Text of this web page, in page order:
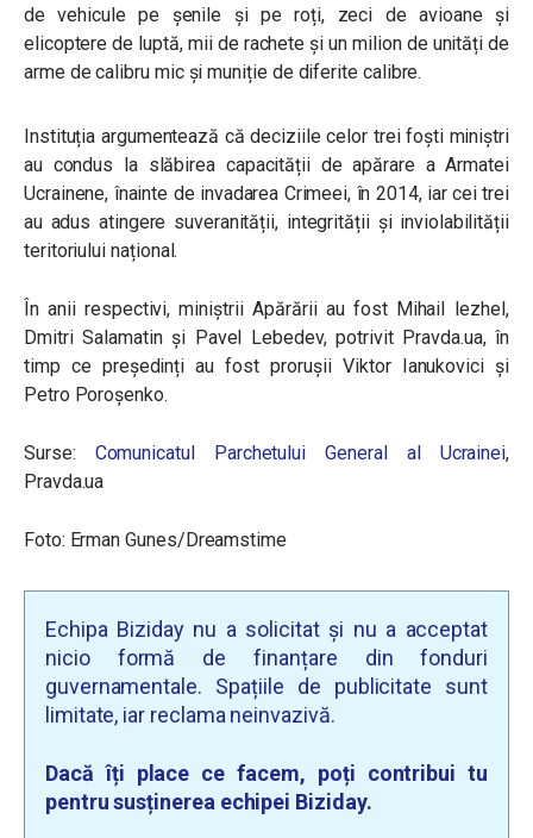
de vehicule pe șenile și pe roți, zeci de avioane și
elicoptere de luptă, mii de rachete și un milion de unități de
arme de calibru mic și muniție de diferite calibre.
Instituția argumentează că deciziile celor trei foști miniștri
au condus la slăbirea capacității de apărare a Armatei
Ucrainene, înainte de invadarea Crimeei, în 2014, iar cei trei
au adus atingere suveranității, integrității și inviolabilității
teritoriului național.
În anii respectivi, miniștrii Apărării au fost Mihail Iezhel,
Dmitri Salamatin și Pavel Lebedev, potrivit Pravda.ua, în
timp ce președinți au fost prorușii Viktor Ianukovici și
Petro Poroșenko.
Surse: Comunicatul Parchetului General al Ucrainei,
Pravda.ua
Foto: Erman Gunes/Dreamstime
Echipa Biziday nu a solicitat și nu a acceptat
nicio formă de finanțare din fonduri
guvernamentale. Spațiile de publicitate sunt
limitate, iar reclama neinvazivă.
Dacă îți place ce facem, poți contribui tu
pentru susținerea echipei Biziday.